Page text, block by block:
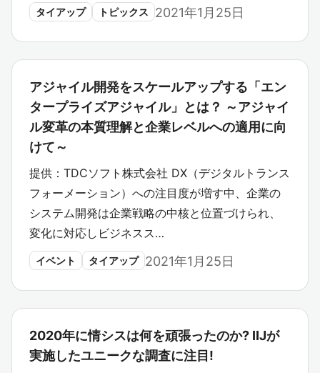
タイアップ トピックス 2021年1月25日
アジャイル開発をスケールアップする「エン
タープライズアジャイル」とは？ ～アジャイ
ル変革の本質理解と企業レベルへの適用に向
けて～
提供：TDCソフト株式会社 DX（デジタルトランス
フォーメーション）への注目度が増す中、企業の
システム開発は企業戦略の中核と位置づけられ、
変化に対応しビジネスス…
イベント タイアップ 2021年1月25日
2020年に情シスは何を頑張ったのか? IIJが
実施したユニークな調査に注目!